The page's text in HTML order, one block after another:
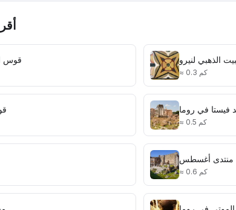
قوس الذهبي لنيرو
≈ 0.3 كم
فيستا في روما
≈ 0.5 كم
منتدى أغسطس
≈ 0.6 كم